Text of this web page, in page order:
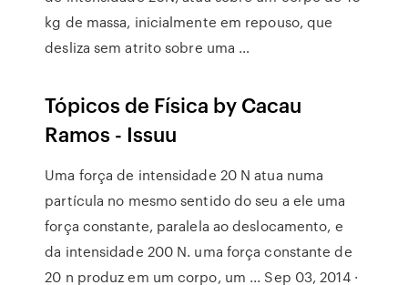
kg de massa, inicialmente em repouso, que
desliza sem atrito sobre uma …
Tópicos de Física by Cacau
Ramos - Issuu
Uma força de intensidade 20 N atua numa
partícula no mesmo sentido do seu a ele uma
força constante, paralela ao deslocamento, e
da intensidade 200 N. uma força constante de
20 n produz em um corpo, um ... Sep 03, 2014 ·